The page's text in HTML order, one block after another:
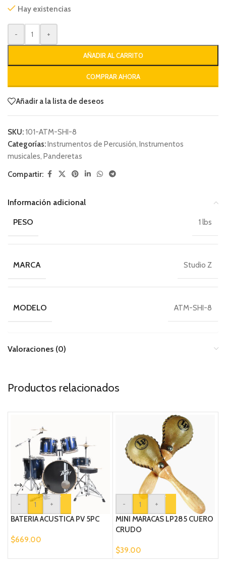
Hay existencias
- +
AÑADIR AL CARRITO
COMPRAR AHORA
Añadir a la lista de deseos
SKU: 101-ATM-SHI-8
Categorías:Instrumentos de Percusión, Instrumentos
musicales, Panderetas
Compartir:
Información adicional
PESO 1 lbs
MARCA Studio Z
MODELO ATM-SHI-8
Valoraciones (0)
Productos relacionados
-
+
BATERIA ACUSTICA PV 5PC
$669.00
-
+
MINI MARACAS LP285 CUERO
CRUDO
$39.00